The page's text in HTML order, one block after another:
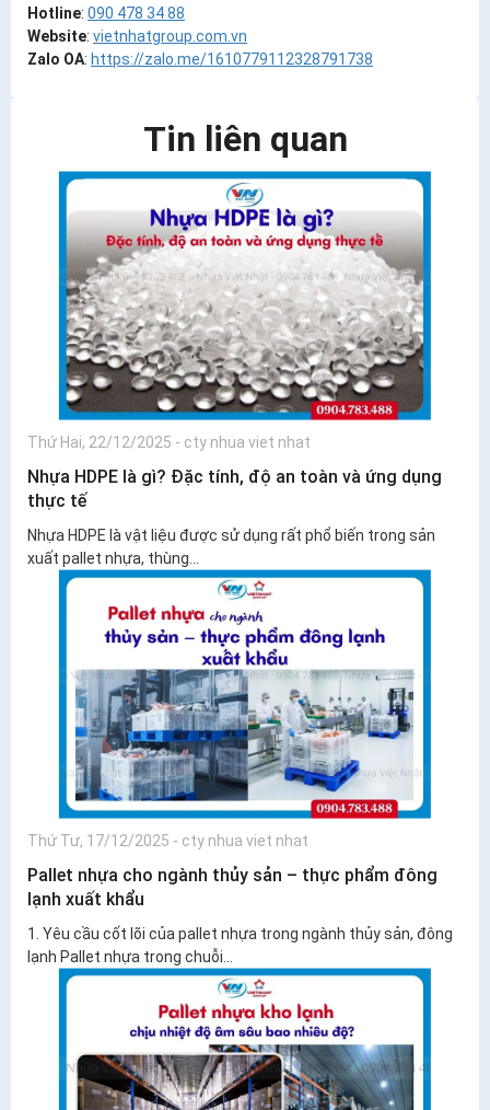
Hotline: 090 478 34 88
Website: vietnhatgroup.com.vn
Zalo OA: https://zalo.me/1610779112328791738
Tin liên quan
Thứ Hai, 22/12/2025 - cty nhua viet nhat
Nhựa HDPE là gì? Đặc tính, độ an toàn và ứng dụng
thực tế
Nhựa HDPE là vật liệu được sử dụng rất phổ biến trong sản
xuất pallet nhựa, thùng...
Thứ Tư, 17/12/2025 - cty nhua viet nhat
Pallet nhựa cho ngành thủy sản – thực phẩm đông
lạnh xuất khẩu
1. Yêu cầu cốt lõi của pallet nhựa trong ngành thủy sản, đông
lạnh Pallet nhựa trong chuỗi...